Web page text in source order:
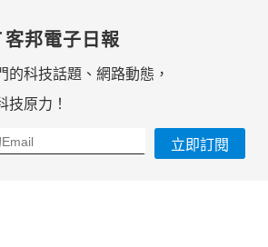
客邦電子日報
的科技話題、網路動態，
技原力！
立即訂閱